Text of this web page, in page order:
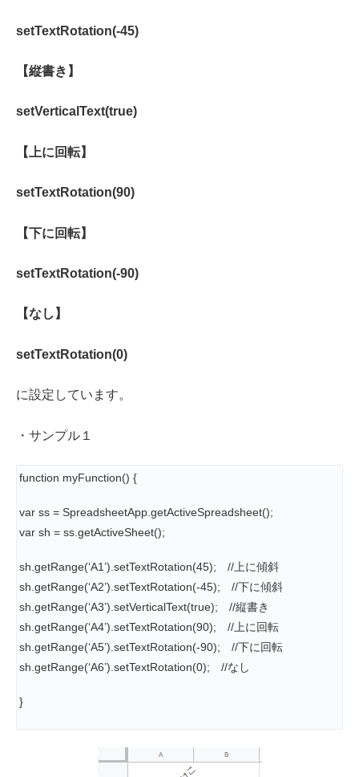
setTextRotation(-45)
【縦書き】
setVerticalText(true)
【上に回転】
setTextRotation(90)
【下に回転】
setTextRotation(-90)
【なし】
setTextRotation(0)
に設定しています。
・サンプル１
function myFunction() {
var ss = SpreadsheetApp.getActiveSpreadsheet();
var sh = ss.getActiveSheet();
sh.getRange(‘A1’).setTextRotation(45); //上に傾斜
sh.getRange(‘A2’).setTextRotation(-45); //下に傾斜
sh.getRange(‘A3’).setVerticalText(true); //縦書き
sh.getRange(‘A4’).setTextRotation(90); //上に回転
sh.getRange(‘A5’).setTextRotation(-90); //下に回転
sh.getRange(‘A6’).setTextRotation(0); //なし
}